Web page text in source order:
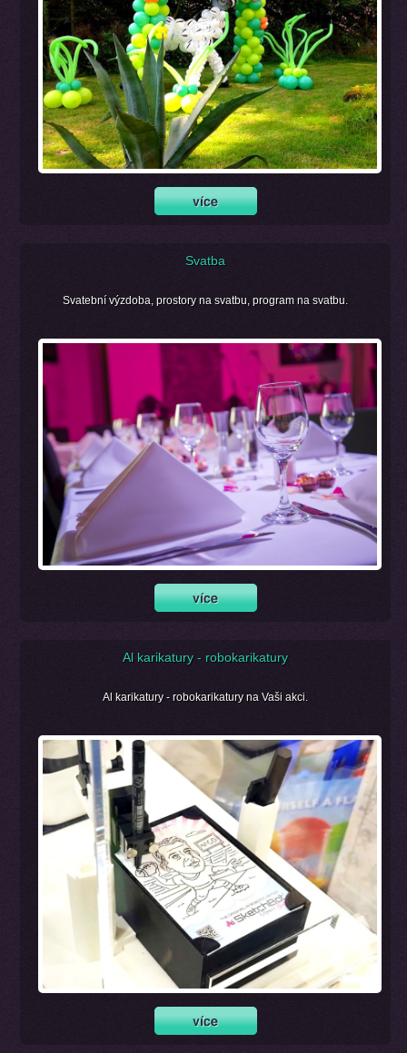
Svatba
Svatební výzdoba, prostory na svatbu, program na svatbu.
Al karikatury - robokarikatury
Al karikatury - robokarikatury na Vaši akci.